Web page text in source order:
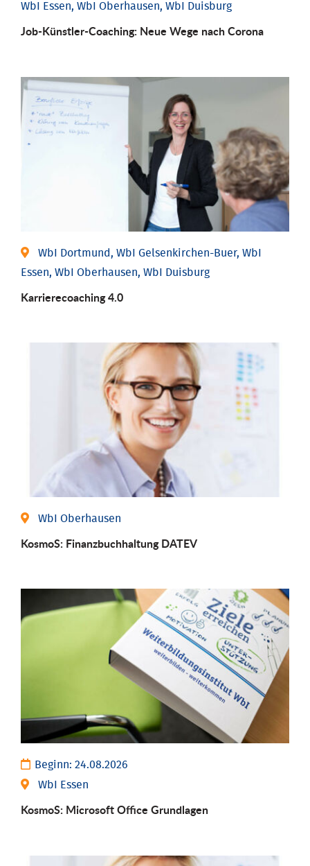
WbI Essen, WbI Oberhausen, WbI Duisburg
Job-Künstler-Coaching: Neue Wege nach Corona
WbI Dortmund, WbI Gelsenkirchen-Buer, WbI
Essen, WbI Oberhausen, WbI Duisburg
Karriere­coaching 4.0
WbI Oberhausen
KosmoS: Finanzbuchhaltung DATEV
Beginn: 24.08.2026
WbI Essen
KosmoS: Microsoft Office Grund­lagen